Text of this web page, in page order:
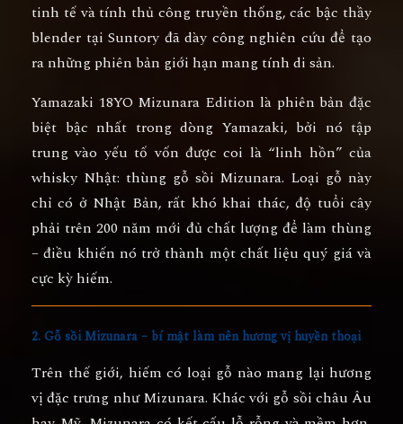
tinh tế và tính thủ công truyền thống, các bậc thầy
blender tại Suntory đã dày công nghiên cứu để tạo
ra những phiên bản giới hạn mang tính di sản.
Yamazaki 18YO Mizunara Edition là phiên bản đặc
biệt bậc nhất trong dòng Yamazaki, bởi nó tập
trung vào yếu tố vốn được coi là “linh hồn” của
whisky Nhật: thùng gỗ sồi Mizunara. Loại gỗ này
chỉ có ở Nhật Bản, rất khó khai thác, độ tuổi cây
phải trên 200 năm mới đủ chất lượng để làm thùng
– điều khiến nó trở thành một chất liệu quý giá và
cực kỳ hiếm.
2. Gỗ sồi Mizunara – bí mật làm nên hương vị huyền thoại
Trên thế giới, hiếm có loại gỗ nào mang lại hương
vị đặc trưng như Mizunara. Khác với gỗ sồi châu Âu